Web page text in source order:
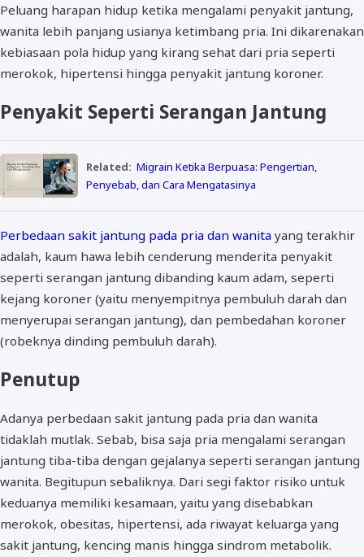
Peluang harapan hidup ketika mengalami penyakit jantung,
wanita lebih panjang usianya ketimbang pria. Ini dikarenakan
kebiasaan pola hidup yang kirang sehat dari pria seperti
merokok, hipertensi hingga penyakit jantung koroner.
Penyakit Seperti Serangan Jantung
Related: Migrain Ketika Berpuasa: Pengertian,
Penyebab, dan Cara Mengatasinya
Perbedaan sakit jantung pada pria dan wanita yang terakhir
adalah, kaum hawa lebih cenderung menderita penyakit
seperti serangan jantung dibanding kaum adam, seperti
kejang koroner (yaitu menyempitnya pembuluh darah dan
menyerupai serangan jantung), dan pembedahan koroner
(robeknya dinding pembuluh darah).
Penutup
Adanya perbedaan sakit jantung pada pria dan wanita
tidaklah mutlak. Sebab, bisa saja pria mengalami serangan
jantung tiba-tiba dengan gejalanya seperti serangan jantung
wanita. Begitupun sebaliknya. Dari segi faktor risiko untuk
keduanya memiliki kesamaan, yaitu yang disebabkan
merokok, obesitas, hipertensi, ada riwayat keluarga yang
sakit jantung, kencing manis hingga sindrom metabolik.